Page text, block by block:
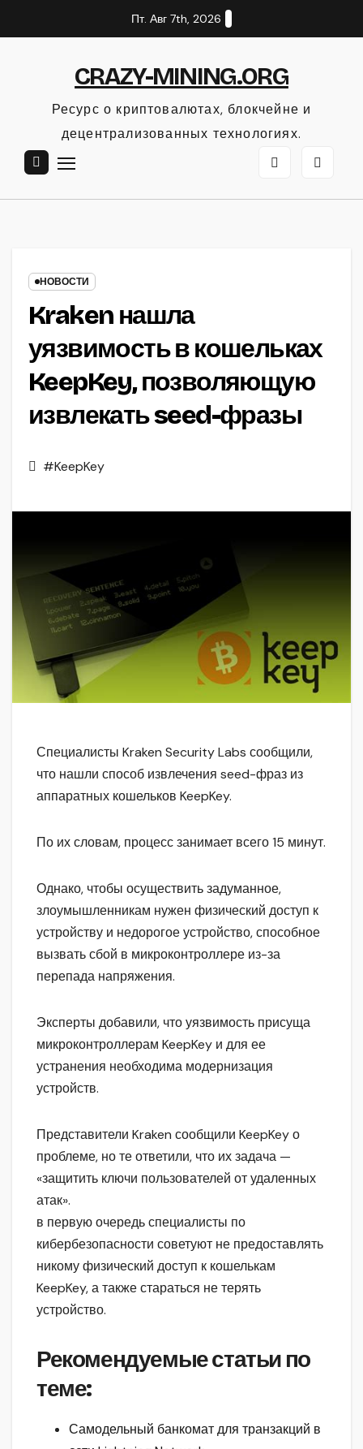
к
Пт. Авг 7th, 2026
CRAZY-MINING.ORG
Ресурс о криптовалютах, блокчейне и
децентрализованных технологиях.
НОВОСТИ
Kraken нашла
уязвимость в кошельках
KeepKey, позволяющую
извлекать seed-фразы
#KeepKey
Специалисты Kraken Security Labs сообщили,
что нашли способ извлечения seed-фраз из
аппаратных кошельков KeepKey.
По их словам, процесс занимает всего 15 минут.
Однако, чтобы осуществить задуманное,
злоумышленникам нужен физический доступ к
устройству и недорогое устройство, способное
вызвать сбой в микроконтроллере из-за
перепада напряжения.
Эксперты добавили, что уязвимость присуща
микроконтроллерам KeepKey и для ее
устранения необходима модернизация
устройств.
Представители Kraken сообщили KeepKey о
проблеме, но те ответили, что их задача —
«защитить ключи пользователей от удаленных
атак».
в первую очередь специалисты по
кибербезопасности советуют не предоставлять
никому физический доступ к кошелькам
KeepKey, а также стараться не терять
устройство.
Рекомендуемые статьи по
теме:
Самодельный банкомат для транзакций в